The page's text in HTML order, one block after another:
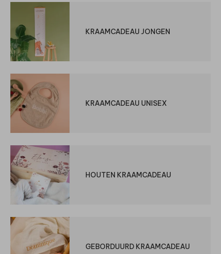
KRAAMCADEAU JONGEN
KRAAMCADEAU UNISEX
HOUTEN KRAAMCADEAU
GEBORDUURD KRAAMCADEAU